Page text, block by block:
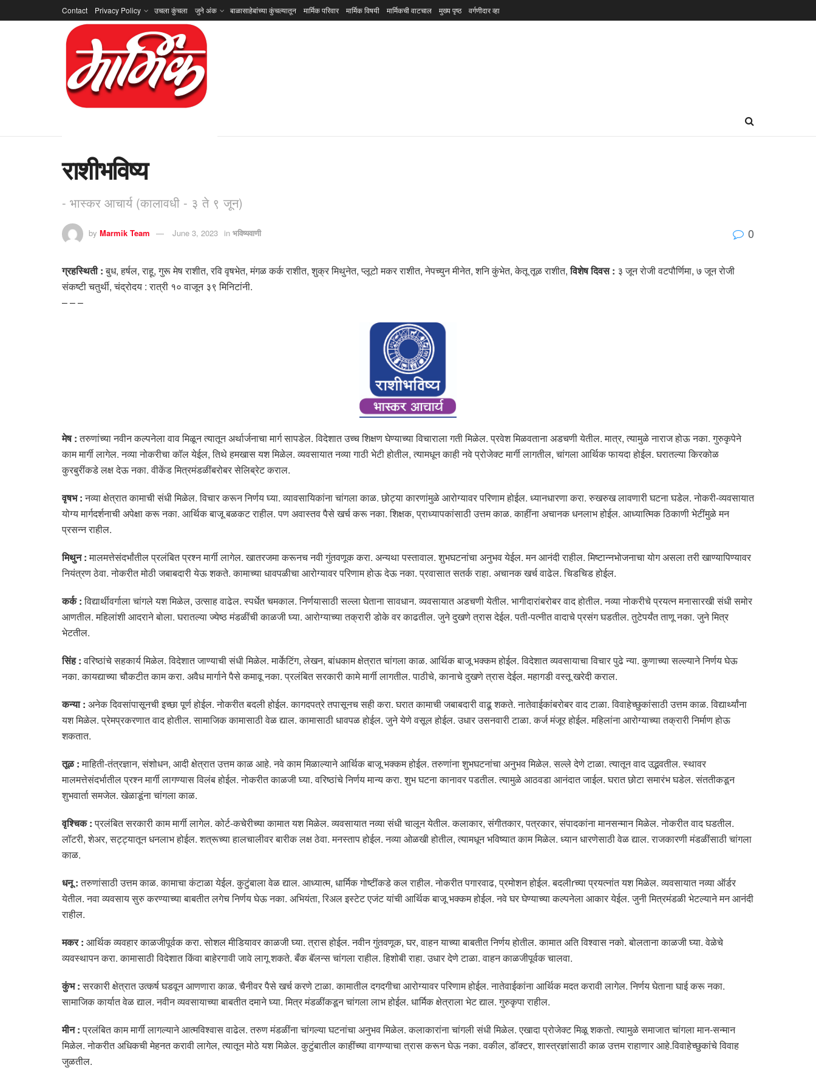
Contact Privacy Policy उचला कुंचला जुने अंक बाळासाहेबांच्या कुंचल्यातून मार्मिक परिवार मार्मिक विषयी मार्मिकची वाटचाल मुख्य पृष्ठ वर्गणीदार व्हा
राशीभविष्य
- भास्कर आचार्य (कालावधी - ३ ते ९ जून)
by Marmik Team June 3, 2023 in भविष्यवाणी 0
ग्रहस्थिती :बुध, हर्षल, राहू, गुरू मेष राशीत, रवि वृषभेत, मंगळ कर्क राशीत, शुक्र मिथुनेत, प्लूटो मकर राशीत, नेपच्युन मीनेत, शनि कुंभेत, केतू तूळ राशीत,विशेष दिवस : ३ जून रोजी वटपौर्णिमा, ७ जून रोजी
संकष्टी चतुर्थी, चंद्रोदय : रात्री १० वाजून ३९ मिनिटांनी.
– – –
मेष :तरुणांच्या नवीन कल्पनेला वाव मिळून त्यातून अर्थार्जनाचा मार्ग सापडेल. विदेशात उच्च शिक्षण घेण्याच्या विचाराला गती मिळेल. प्रवेश मिळवताना अडचणी येतील. मात्र, त्यामुळे नाराज होऊ नका. गुरुकृपेने
काम मार्गी लागेल. नव्या नोकरीचा कॉल येईल, तिथे हमखास यश मिळेल. व्यवसायात नव्या गाठी भेटी होतील, त्यामधून काही नवे प्रोजेक्ट मार्गी लागतील, चांगला आर्थिक फायदा होईल. घरातल्या किरकोळ
कुरबुरींकडे लक्ष देऊ नका. वीकेंड मित्रमंडळींबरोबर सेलिब्रेट कराल.
वृषभ :नव्या क्षेत्रात कामाची संधी मिळेल. विचार करून निर्णय घ्या. व्यावसायिकांना चांगला काळ. छोट्या कारणांमुळे आरोग्यावर परिणाम होईल. ध्यानधारणा करा. रुखरुख लावणारी घटना घडेल. नोकरी-व्यवसायात
योग्य मार्गदर्शनाची अपेक्षा करू नका. आर्थिक बाजू बळकट राहील. पण अवास्तव पैसे खर्च करू नका. शिक्षक, प्राध्यापकांसाठी उत्तम काळ. काहींना अचानक धनलाभ होईल. आध्यात्मिक ठिकाणी भेटींमुळे मन
प्रसन्न राहील.
मिथुन :मालमत्तेसंदर्भांतील प्रलंबित प्रश्न मार्गी लागेल. खातरजमा करूनच नवी गुंतवणूक करा. अन्यथा पस्तावाल. शुभघटनांचा अनुभव येईल. मन आनंदी राहील. मिष्टान्नभोजनाचा योग असला तरी खाण्यापिण्यावर
नियंत्रण ठेवा. नोकरीत मोठी जबाबदारी येऊ शकते. कामाच्या धावपळीचा आरोग्यावर परिणाम होऊ देऊ नका. प्रवासात सतर्क राहा. अचानक खर्च वाढेल. चिडचिड होईल.
कर्क :विद्यार्थीवर्गाला चांगले यश मिळेल, उत्साह वाढेल. स्पर्धेत चमकाल. निर्णयासाठी सल्ला घेताना सावधान. व्यवसायात अडचणी येतील. भागीदारांबरोबर वाद होतील. नव्या नोकरीचे प्रयत्न मनासारखी संधी समोर
आणतील. महिलांशी आदराने बोला. घरातल्या ज्येष्ठ मंडळींची काळजी घ्या. आरोग्याच्या तक्रारी डोके वर काढतील. जुने दुखणे त्रास देईल. पती-पत्नीत वादाचे प्रसंग घडतील. तुटेपर्यंत ताणू नका. जुने मित्र
भेटतील.
सिंह :वरिष्ठांचे सहकार्य मिळेल. विदेशात जाण्याची संधी मिळेल. मार्केटिंग, लेखन, बांधकाम क्षेत्रात चांगला काळ. आर्थिक बाजू भक्कम होईल. विदेशात व्यवसायाचा विचार पुढे न्या. कुणाच्या सल्ल्याने निर्णय घेऊ
नका. कायद्याच्या चौकटीत काम करा. अवैध मार्गाने पैसे कमावू नका. प्रलंबित सरकारी कामे मार्गी लागतील. पाठीचे, कानाचे दुखणे त्रास देईल. महागडी वस्तू खरेदी कराल.
कन्या : अनेक दिवसांपासूनची इच्छा पूर्ण होईल. नोकरीत बदली होईल. कागदपत्रे तपासूनच सही करा. घरात कामाची जबाबदारी वाढू शकते. नातेवाईकांबरोबर वाद टाळा. विवाहेच्छुकांसाठी उत्तम काळ. विद्यार्थ्यांना
यश मिळेल. प्रेमप्रकरणात वाद होतील. सामाजिक कामासाठी वेळ द्याल. कामासाठी धावपळ होईल. जुने येणे वसूल होईल. उधार उसनवारी टाळा. कर्ज मंजूर होईल. महिलांना आरोग्याच्या तक्रारी निर्माण होऊ
शकतात.
तूळ :माहिती-तंत्रज्ञान, संशोधन, आदी क्षेत्रात उत्तम काळ आहे. नवे काम मिळाल्याने आर्थिक बाजू भक्कम होईल. तरुणांना शुभघटनांचा अनुभव मिळेल. सल्ले देणे टाळा. त्यातून वाद उद्भवतील. स्थावर
मालमत्तेसंदर्भातील प्रश्न मार्गी लागण्यास विलंब होईल. नोकरीत काळजी घ्या. वरिष्ठांचे निर्णय मान्य करा. शुभ घटना कानावर पडतील. त्यामुळे आठवडा आनंदात जाईल. घरात छोटा समारंभ घडेल. संततीकडून
शुभवार्ता समजेल. खेळाडूंना चांगला काळ.
वृश्चिक :प्रलंबित सरकारी काम मार्गी लागेल. कोर्ट-कचेरीच्या कामात यश मिळेल. व्यवसायात नव्या संधी चालून येतील. कलाकार, संगीतकार, पत्रकार, संपादकांना मानसन्मान मिळेल. नोकरीत वाद घडतील.
लॉटरी, शेअर, सट्ट्यातून धनलाभ होईल. शत्रूच्या हालचालीवर बारीक लक्ष ठेवा. मनस्ताप होईल. नव्या ओळखी होतील, त्यामधून भविष्यात काम मिळेल. ध्यान धारणेसाठी वेळ द्याल. राजकारणी मंडळींसाठी चांगला
काळ.
धनू :तरुणांसाठी उत्तम काळ. कामाचा कंटाळा येईल. कुटुंबाला वेळ द्याल. आध्यात्म, धार्मिक गोष्टींकडे कल राहील. नोकरीत पगारवाढ, प्रमोशन होईल. बदलीrच्या प्रयत्नांत यश मिळेल. व्यवसायात नव्या ऑर्डर
येतील. नवा व्यवसाय सुरु करण्याच्या बाबतीत लगेच निर्णय घेऊ नका. अभियंता, रिअल इस्टेट एजंट यांची आर्थिक बाजू भक्कम होईल. नवे घर घेण्याच्या कल्पनेला आकार येईल. जुनी मित्रमंडळी भेटल्याने मन आनंदी
राहील.
मकर : आर्थिक व्यवहार काळजीपूर्वक करा. सोशल मीडियावर काळजी घ्या. त्रास होईल. नवीन गुंतवणूक, घर, वाहन याच्या बाबतीत निर्णय होतील. कामात अति विश्वास नको. बोलताना काळजी घ्या. वेळेचे
व्यवस्थापन करा. कामासाठी विदेशात किंवा बाहेरगावी जावे लागू शकते. बँक बॅलन्स चांगला राहील. हिशोबी राहा. उधार देणे टाळा. वाहन काळजीपूर्वक चालवा.
कुंभ :सरकारी क्षेत्रात उत्कर्ष घडवून आणणारा काळ. चैनीवर पैसे खर्च करणे टाळा. कामातील दगदगीचा आरोग्यावर परिणाम होईल. नातेवाईकांना आर्थिक मदत करावी लागेल. निर्णय घेताना घाई करू नका.
सामाजिक कार्यात वेळ द्याल. नवीन व्यवसायाच्या बाबतीत दमाने घ्या. मित्र मंडळींकडून चांगला लाभ होईल. धार्मिक क्षेत्राला भेट द्याल. गुरुकृपा राहील.
मीन :प्रलंबित काम मार्गी लागल्याने आत्मविश्वास वाढेल. तरुण मंडळींना चांगल्या घटनांचा अनुभव मिळेल. कलाकारांना चांगली संधी मिळेल. एखादा प्रोजेक्ट मिळू शकतो. त्यामुळे समाजात चांगला मान-सन्मान
मिळेल. नोकरीत अधिकची मेहनत करावी लागेल, त्यातून मोठे यश मिळेल. कुटुंबातील काहींच्या वागण्याचा त्रास करून घेऊ नका. वकील, डॉक्टर, शास्त्रज्ञांसाठी काळ उत्तम राहाणार आहे.विवाहेच्छुकांचे विवाह
जुळतील.